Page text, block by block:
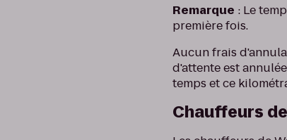
Remarque : Le
première fois.
Aucun frais
d'attente est
temps et ce
Chauffeurs